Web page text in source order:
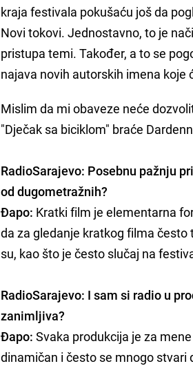
kraja festivala pokušaću još da
Novi tokovi. Jednostavno, to je
pristupa temi. Također, a to se
najava novih autorskih imena
Mislim da mi obaveze neće
"Dječak sa biciklom" braće
RadioSarajevo: Posebnu pažnju
od dugometražnih?
Đapo: Kratki film je elementarna
da za gledanje kratkog filma
su, kao što je često slučaj na
RadioSarajevo: I sam si radio u
zanimljiva?
Đapo:Svaka produkcija je za
dinamičan i često se mnogo stvari